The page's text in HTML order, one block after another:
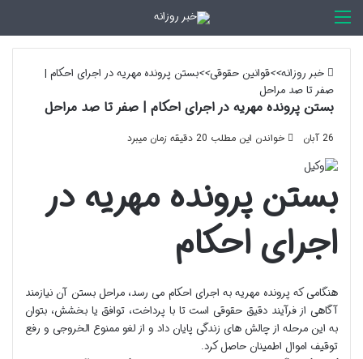
خبر روزانه>>قوانین حقوقی>>بستن پرونده مهریه در اجرای احکام |
صفر تا صد مراحل
بستن پرونده مهریه در اجرای احکام | صفر تا صد مراحل
26 آبان خواندن این مطلب 20 دقیقه زمان میبرد
بستن پرونده مهریه در
اجرای احکام
هنگامی که پرونده مهریه به اجرای احکام می رسد، مراحل بستن آن نیازمند
آگاهی از فرآیند دقیق حقوقی است تا با پرداخت، توافق یا بخشش، بتوان
به این مرحله از چالش های زندگی پایان داد و از لغو ممنوع الخروجی و رفع
توقیف اموال اطمینان حاصل کرد.